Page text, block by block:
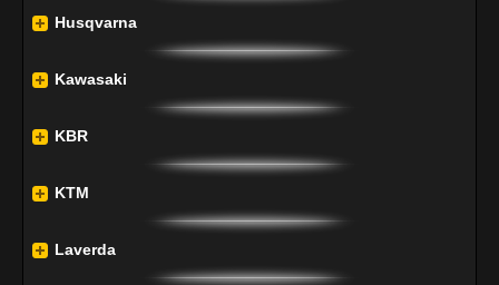
Husqvarna
Kawasaki
KBR
KTM
Laverda